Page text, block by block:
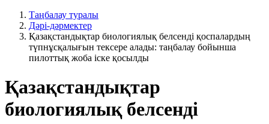
Таңбалау туралы
Дәрі-дәрмектер
Қазақстандықтар биологиялық белсенді қоспалардың
түпнұсқалығын тексере алады: таңбалау бойынша
пилоттық жоба іске қосылды
Қазақстандықтар
биологиялық белсенді